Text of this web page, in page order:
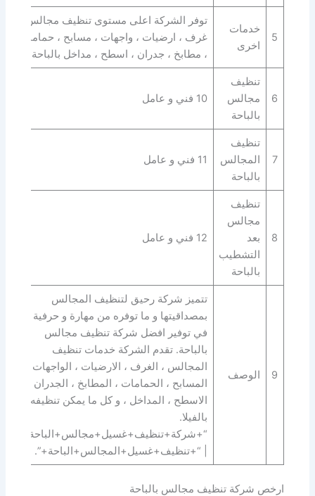
5
خدمات
اخرى
توفر الشركة اعلى مستوى تنظيف مجالس ،
غرف ، ارضيات ، واجهات ، مسابح ، حمامات
، مطابخ ، جدران ، اسطح ، مداخل بالباحة
6
تنظيف
مجالس
بالباحة
10 فني و عامل
7
تنظيف
المجالس
بالباحة
11 فني و عامل
8
تنظيف
مجالس
بعد
التشطيب
بالباحة
12 فني و عامل
9 الوصف
تتميز شركة رحيق لتنظيف المجالس
بمصداقيتها و ما توفره من مهارة و حرفية
في توفير افضل شركة تنظيف مجالس
بالباحة. تقدم الشركة خدمات تنظيف
المجالس ، الغرف ، الارضيات ، الواجهات ،
المسابح ، الحمامات ، المطابخ ، الجدران ،
الاسطح ، المداخل ، و كل ما يمكن تنظيفه
بالفيلا.
“+شركة+تنظيف+غسيل+مجالس+الباحة+”
| “+تنظيف+غسيل+المجالس+الباحة+”.
ارخص شركة تنظيف مجالس بالباحة